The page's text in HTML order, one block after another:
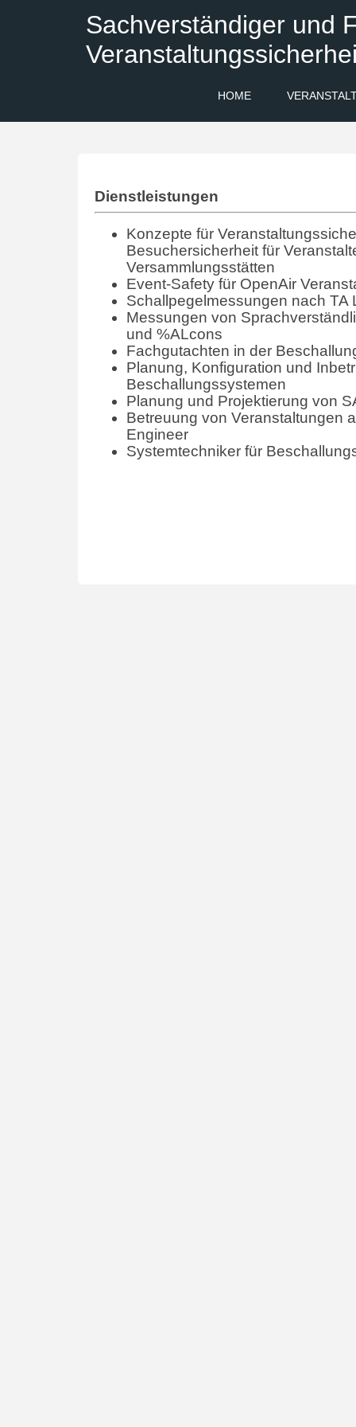
Sachverständiger und
HOME
Dienstleistungen
Konzepte für
Besuchersicherheit für
Versammlungsstätten
Event-Safety für OpenAir
Schallpegelmessungen nach TA
Messungen von
und %ALcons
Fachgutachten in der
Planung, Konfiguration und
Beschallungssystemen
Planung und Projektierung von
Betreuung von Veranstaltungen
Engineer
Systemtechniker für